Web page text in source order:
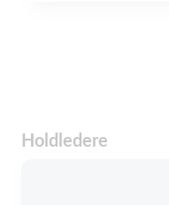
Holdledere